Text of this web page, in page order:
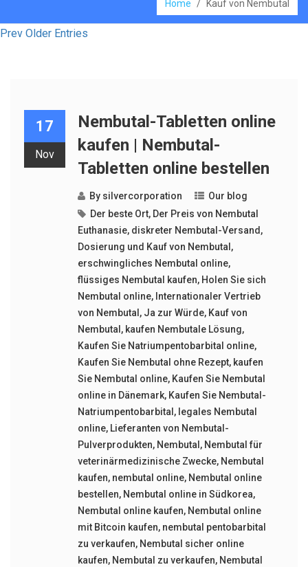
Home / Kauf von Nembutal
Prev Older Entries
17
Nov
Nembutal-Tabletten online
kaufen | Nembutal-
Tabletten online bestellen
By silvercorporation
Our blog
Der beste Ort, Der Preis von Nembutal
Euthanasie, diskreter Nembutal-Versand ,
Dosierung und Kauf von Nembutal ,
erschwingliches Nembutal online,
flüssiges Nembutal kaufen, Holen Sie sich
Nembutal online, Internationaler Vertrieb
von Nembutal , Ja zur Würde, Kauf von
Nembutal , kaufen Nembutale Lösung,
Kaufen Sie Natriumpentobarbital online,
Kaufen Sie Nembutal ohne Rezept, kaufen
Sie Nembutal online, Kaufen Sie Nembutal
online in Dänemark, Kaufen Sie Nembutal-
Natriumpentobarbital , legales Nembutal
online, Lieferanten von Nembutal-
Pulverprodukten, Nembutal , Nembutal für
veterinärmedizinische Zwecke, Nembutal
kaufen, nembutal online, Nembutal online
bestellen, Nembutal online in Südkorea,
Nembutal online kaufen, Nembutal online
mit Bitcoin kaufen, nembutal pentobarbital
zu verkaufen, Nembutal sicher online
kaufen, Nembutal zu verkaufen, Nembutal